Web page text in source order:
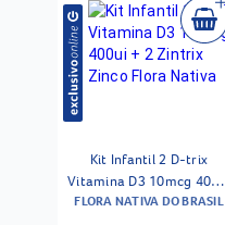
Kit Infantil 2 D-trix
Vitamina D3 10mcg 400ui
+ 2 Zintrix Zinco Flora
FLORA NATIVA DO BRASIL